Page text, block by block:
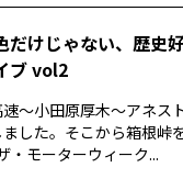
だけじゃない、歴史
ブ vol2
〜小田原厚木〜アネス
した。そこから箱根峠
・モーターウィーク...